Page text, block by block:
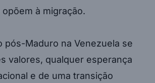
à migração.
pós-Maduro na Venezuela se
valores, qualquer esperança
e de uma transição